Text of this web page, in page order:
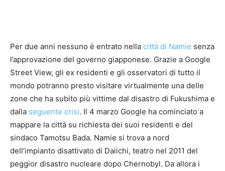
Per due anni nessuno è entrato nella città di Namie senza
l’approvazione del governo giapponese. Grazie a Google
Street View, gli ex residenti e gli osservatori di tutto il
mondo potranno presto visitare virtualmente una delle
zone che ha subito più vittime dal disastro di Fukushima e
dalla seguente crisi. Il 4 marzo Google ha cominciato a
mappare la città su richiesta dei suoi residenti e del
sindaco Tamotsu Bada. Namie si trova a nord
dell’impianto disattivato di Daiichi, teatro nel 2011 del
peggior disastro nucleare dopo Chernobyl. Da allora i